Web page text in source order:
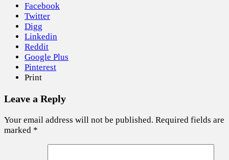
Facebook
Twitter
Digg
Linkedin
Reddit
Google Plus
Pinterest
Print
Leave a Reply
Your email address will not be published. Required fields are
marked *